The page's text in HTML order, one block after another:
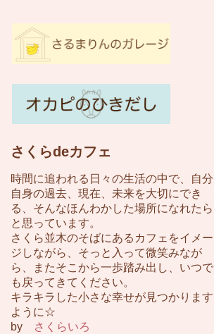
さくらdeカフェ
時間に追われる日々の生活の中で、自分
自身の過去、現在、未来を大切にでき
る、そんなほんわかした場所になれたら
と思っています。
さくら並木のそばにあるカフェをイメー
ジしながら、そっと入って微笑みなが
ら、またそこから一歩踏み出し、いつで
も戻ってきてください。
キラキラした小さな幸せが見つかります
ように☆
by
さくらいろ